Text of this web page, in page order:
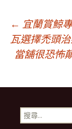
文
章
導
← 宜蘭賞鯨
瓦選擇禿頭
當舖很恐怖
搜
尋